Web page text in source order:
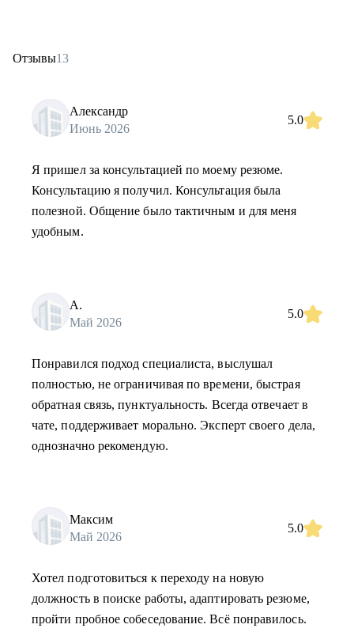
Отзывы13
Александр
Июнь 2026
5.0
Я пришел за консультацией по моему резюме.
Консультацию я получил. Консультация была
полезной. Общение было тактичным и для меня
удобным.
А.
Май 2026
5.0
Понравился подход специалиста, выслушал
полностью, не ограничивая по времени, быстрая
обратная связь, пунктуальность. Всегда отвечает в
чате, поддерживает морально. Эксперт своего дела,
однозначно рекомендую.
Максим
Май 2026
5.0
Хотел подготовиться к переходу на новую
должность в поиске работы, адаптировать резюме,
пройти пробное собеседование. Всё понравилось.